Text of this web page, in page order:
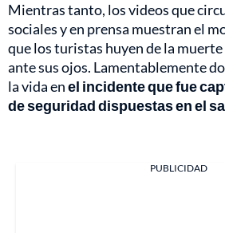
Mientras tanto, los videos que
sociales y en prensa muestran el
que los turistas huyen de la
ante sus ojos. Lamentablemente
la vida enel incidente que fue
de seguridad dispuestas en el
PUBLICIDAD